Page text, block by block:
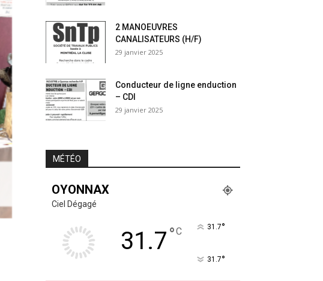
2 MANOEUVRES
CANALISATEURS (H/F)
29 janvier 2025
Conducteur de ligne enduction
– CDI
29 janvier 2025
MÉTÉO
OYONNAX
Ciel Dégagé
31.7°C 31.7°
31.7°